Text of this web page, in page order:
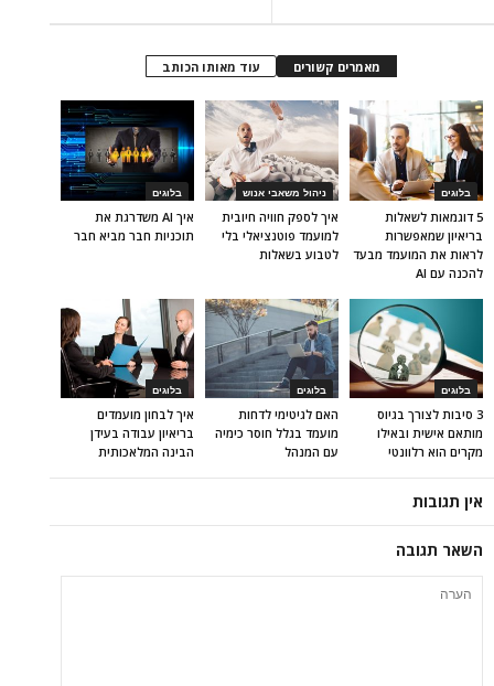
מאמרים קשורים עוד מאותו הכותב
בלוגים
איך AI משדרגת את
תוכניות חבר מביא חבר
ניהול משאבי אנוש
איך לספק חוויה חיובית
למועמד פוטנציאלי בלי
לטבוע בשאלות
בלוגים
5 דוגמאות לשאלות
בריאיון שמאפשרות
לראות את המועמד מבעד
להכנה עם AI
בלוגים
איך לבחון מועמדים
בריאיון עבודה בעידן
הבינה המלאכותית
בלוגים
האם לגיטימי לדחות
מועמד בגלל חוסר כימיה
עם המנהל
בלוגים
3 סיבות לצורך בגיוס
מותאם אישית ובאילו
מקרים הוא רלוונטי
אין תגובות
השאר תגובה